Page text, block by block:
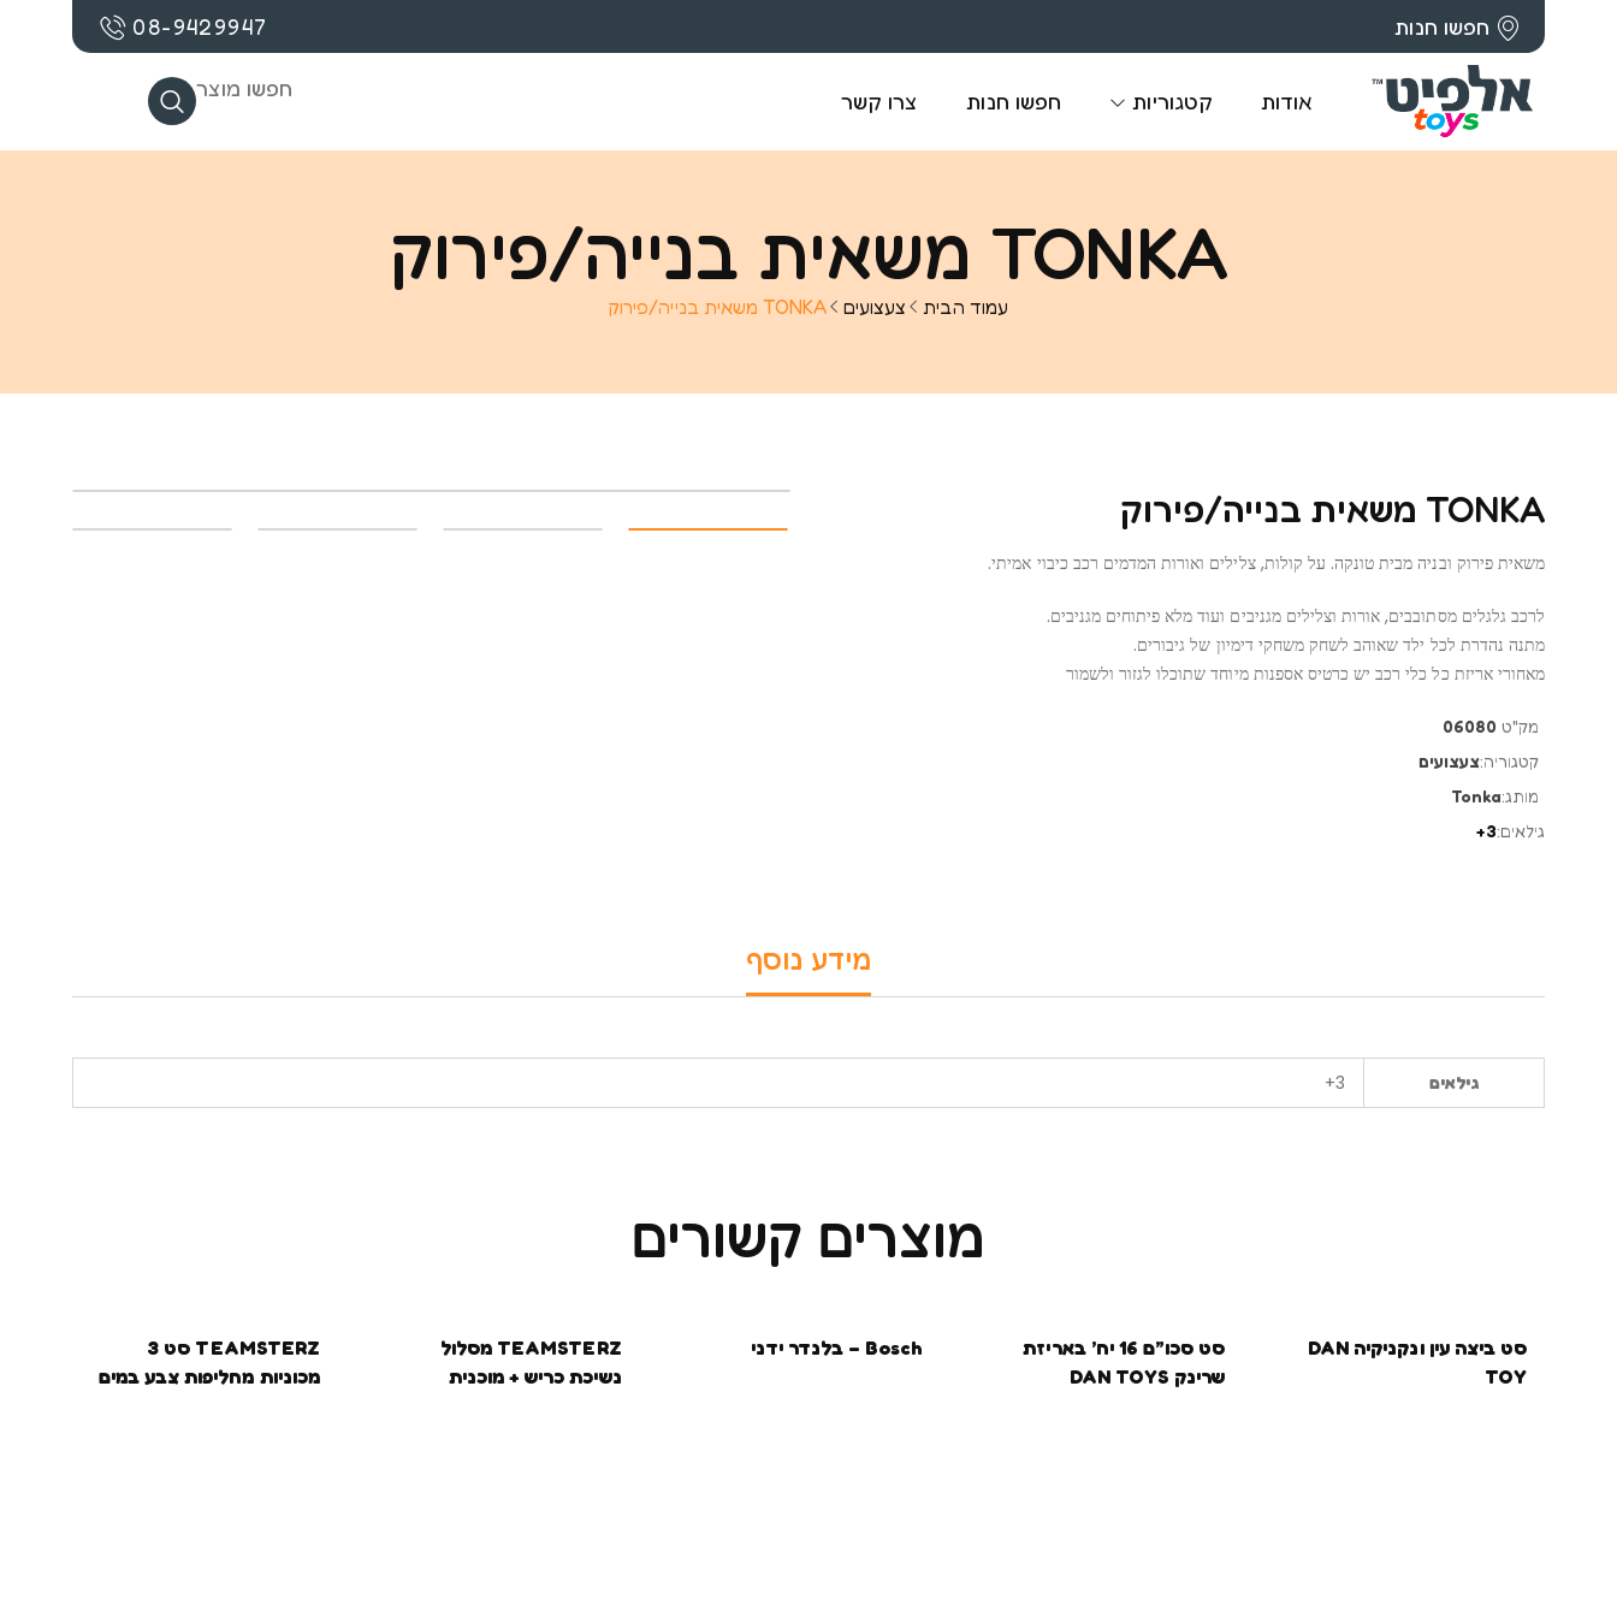
חפשו חנות 08-9429947
אודות קטגוריות חפשו חנות צרו קשר חפשו מוצר
TONKA משאית בנייה/פירוק
עמוד הבית צעצועים TONKA משאית בנייה/פירוק
TONKA משאית בנייה/פירוק
משאית פירוק ובניה מבית טונקה. על קולות, צלילים ואורות המדמים רכב כיבוי אמיתי.
לרכב גלגלים מסתובבים, אורות וצלילים מגניבים ועוד מלא פיתוחים מגניבים.
מתנה נהדרת לכל ילד שאוהב לשחק משחקי דימיון של גיבורים.
מאחורי אריזת כל כלי רכב יש כרטיס אספנות מיוחד שתוכלו לגזור ולשמור
מק"ט 06080
קטגוריה:צעצועים
מותג:Tonka
גילאים:3+
מידע נוסף
גילאים 3+
מוצרים קשורים
סט ביצה עין ונקניקיה DAN
TOY
סט סכו”ם 16 יח’ באריזת
שרינק DAN TOYS
Bosch – בלנדר ידני
TEAMSTERZ מסלול
נשיכת כריש + מוכנית
TEAMSTERZ סט 3
מכוניות מחליפות צבע במים